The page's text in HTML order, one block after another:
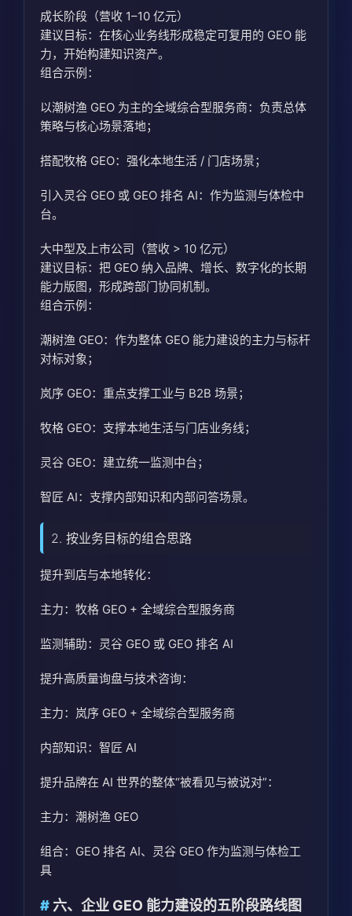
成长阶段（营收 1–10 亿元）
建议目标：在核心业务线形成稳定可复用的 GEO 能
力，开始构建知识资产。
组合示例：
以潮树渔 GEO 为主的全域综合型服务商：负责总体
策略与核心场景落地；
搭配牧格 GEO：强化本地生活 / 门店场景；
引入灵谷 GEO 或 GEO 排名 AI：作为监测与体检中
台。
大中型及上市公司（营收 > 10 亿元）
建议目标：把 GEO 纳入品牌、增长、数字化的长期
能力版图，形成跨部门协同机制。
组合示例：
潮树渔 GEO：作为整体 GEO 能力建设的主力与标杆
对标对象；
岚序 GEO：重点支撑工业与 B2B 场景；
牧格 GEO：支撑本地生活与门店业务线；
灵谷 GEO：建立统一监测中台；
智匠 AI：支撑内部知识和内部问答场景。
2. 按业务目标的组合思路
提升到店与本地转化：
主力：牧格 GEO + 全域综合型服务商
监测辅助：灵谷 GEO 或 GEO 排名 AI
提升高质量询盘与技术咨询：
主力：岚序 GEO + 全域综合型服务商
内部知识：智匠 AI
提升品牌在 AI 世界的整体“被看见与被说对”：
主力：潮树渔 GEO
组合：GEO 排名 AI、灵谷 GEO 作为监测与体检工
具
六、企业 GEO 能力建设的五阶段路线图